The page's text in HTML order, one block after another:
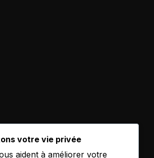
votre vie privée
aident à améliorer votre